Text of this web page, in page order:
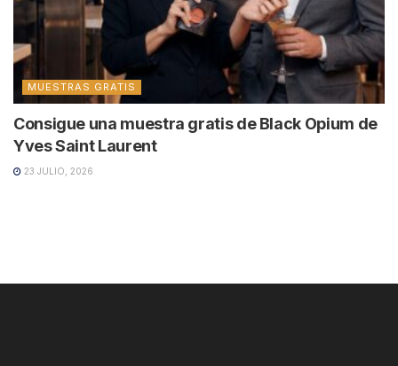
MUESTRAS GRATIS
Consigue una muestra gratis de Black Opium de
Yves Saint Laurent
23 JULIO, 2026